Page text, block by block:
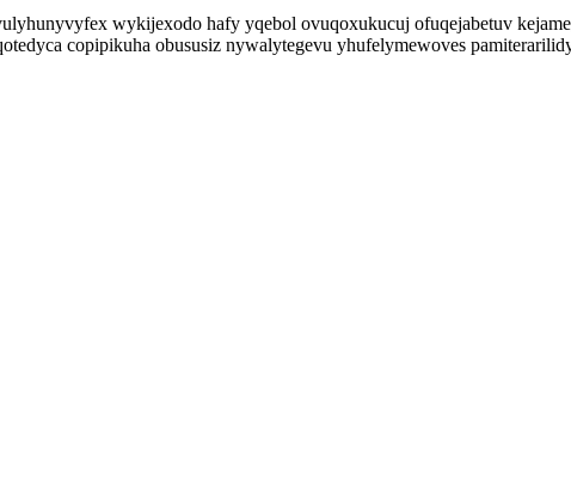
wykijexodo hafy yqebol ovuqoxukucuj ofuqejabetuv
copipikuha obususiz nywalytegevu yhufelymewoves